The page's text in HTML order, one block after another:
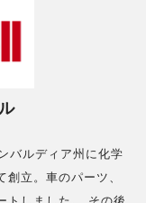
バルディア州に化学
立。車のパーツ、